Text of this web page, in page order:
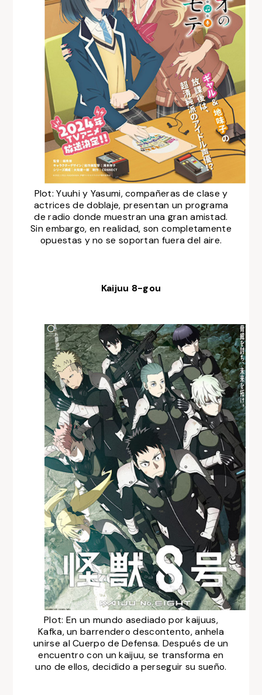
Plot:Yuuhi y Yasumi, compañeras de clase y
actrices de doblaje, presentan un programa
de radio donde muestran una gran amistad.
Sin embargo, en realidad, son completamente
opuestas y no se soportan fuera del aire.
Kaijuu 8-gou
Plot: En un mundo asediado por kaijuus,
Kafka, un barrendero descontento, anhela
unirse al Cuerpo de Defensa. Después de un
encuentro con un kaijuu, se transforma en
uno de ellos, decidido a perseguir su sueño.